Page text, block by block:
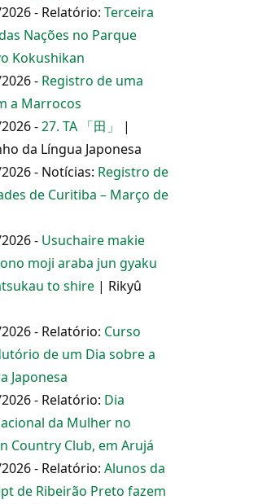
- Relatório: Terceira
Nações no Parque
Kokushikan
- Registro de uma
a Marrocos
-27. TA 「田」
|
da Língua Japonesa
- Notícias: Registro de
de Curitiba – Março de
- Usuchaire makie
moji araba jun gyaku
to shire| Rikyû
- Relatório: Curso
de um Dia sobre a
Japonesa
- Relatório: Dia
da Mulher no
Country Club, em Arujá
- Relatório: Alunos da
de Ribeirão Preto fazem